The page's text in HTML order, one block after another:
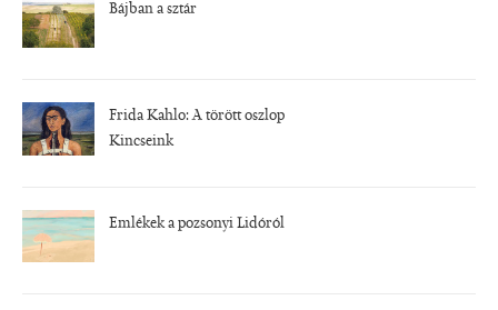
Bájban a sztár
Frida Kahlo: A törött oszlop
Kincseink
Emlékek a pozsonyi Lidóról